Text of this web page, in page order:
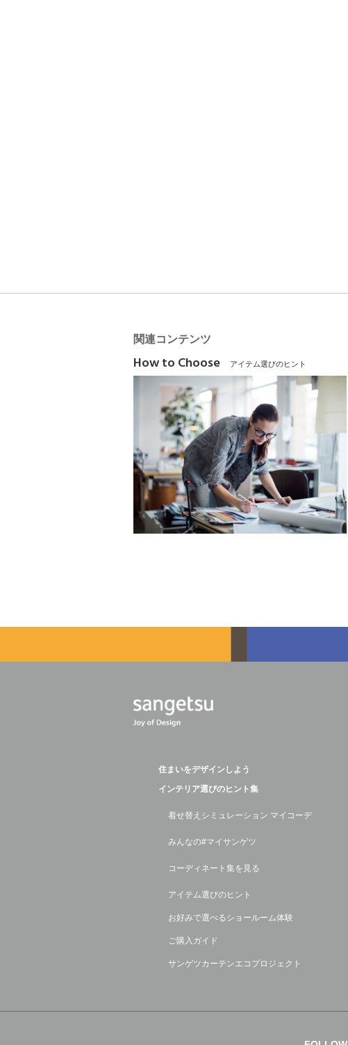
関連コンテンツ
How to Choose アイテム選びのヒント
住まいをデザインしよう
インテリア選びのヒント集
着せ替えシミュレーション マイコーデ
みんなの#マイサンゲツ
コーディネート集を見る
アイテム選びのヒント
お好みで選べるショールーム体験
ご購入ガイド
サンゲツカーテンエコプロジェクト